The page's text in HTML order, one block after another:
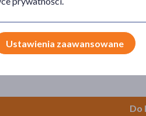
Bazylia, płyn do mycia naczyń, 750 ml
Do
Ustawienia zaawansowane